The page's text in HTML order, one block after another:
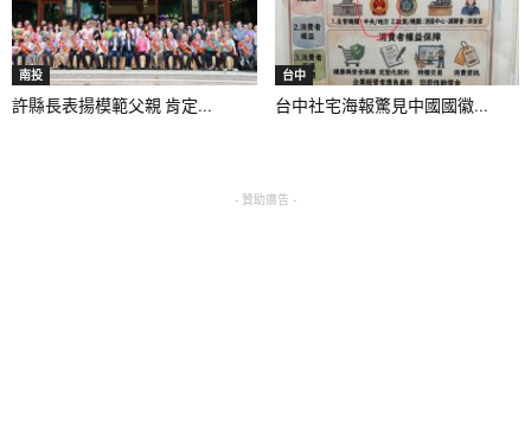
南投
許縣長表揚模範父親 肯定...
台中
台中社宅海報驚見中國國徽...
- 贊助廣告 -